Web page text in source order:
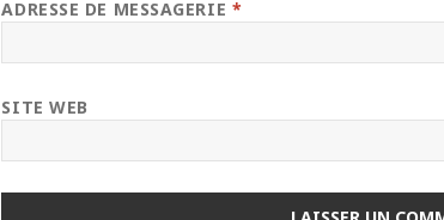
ADRESSE DE MESSAGERIE *
SITE WEB